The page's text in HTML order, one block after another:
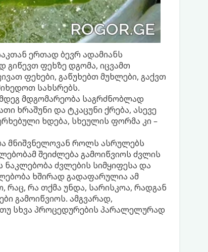
ერთად ბევრ ადამიანს
ფეხზე დგომა, იცვამთ
ფეხები, გაწუხებთ მუხლები, გაქვთ
სახსრებს.
მდგომარეობა საგრძნობლად
ხრაშუნი და ტკაცუნი ქრება, ასევე
ხდება, სხეულის ფორმა კი –
მნიშვნელოვან როლს ასრულებს
შეიძლება გამოიწვიოს ძვლის
ძვლების სიმყიფესა და
ხშირად გადაფარულია ამ
რა თქმა უნდა, სარისკოა, რადგან
გამოიწვიოს. ამგვარად,
თუ სხვა პროცედურების პარალელურად